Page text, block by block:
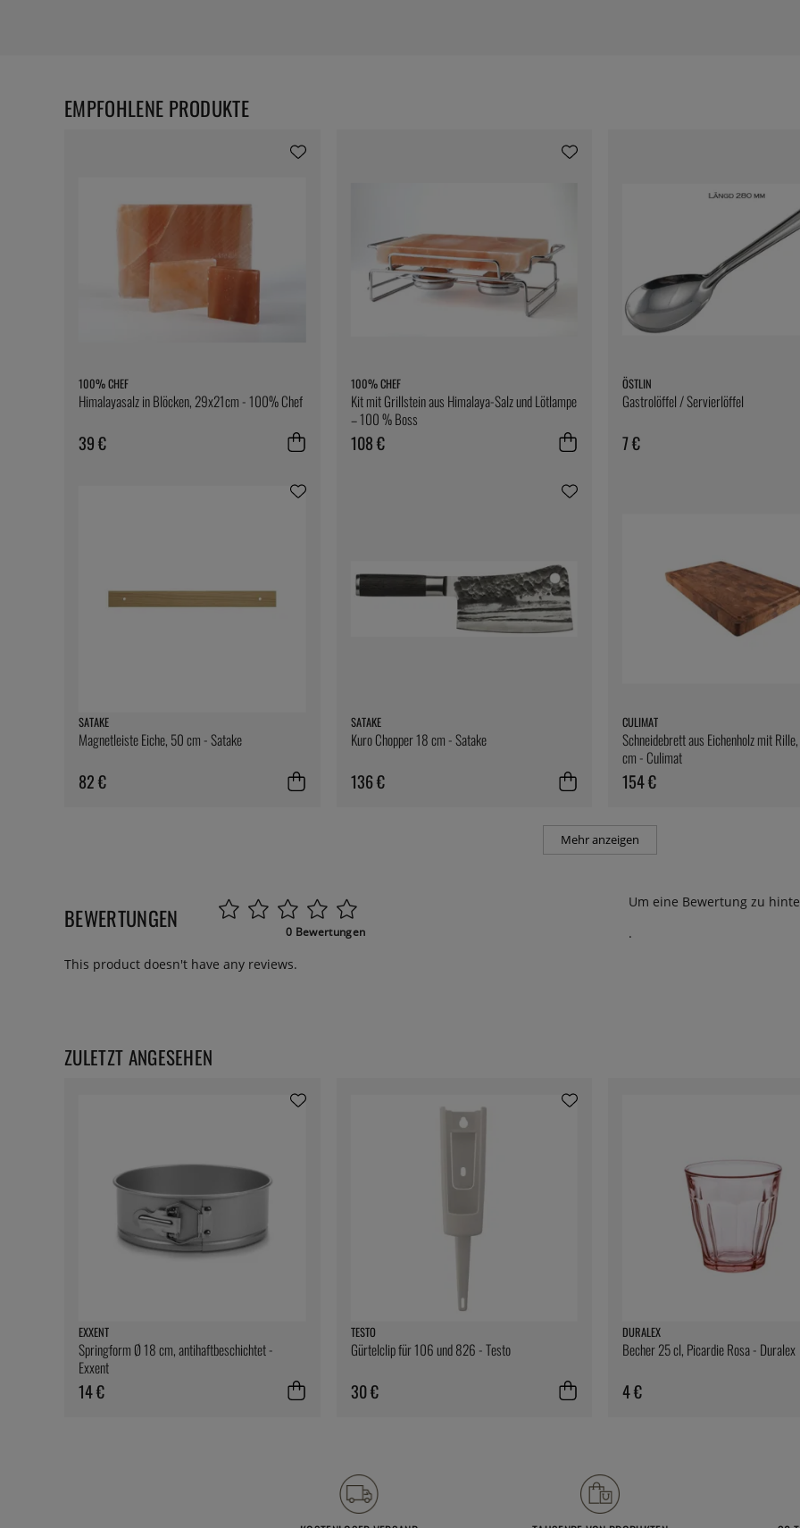
100% CHEF
Himalayasalz in Blöcken, 29x21cm - 100% Chef
39 €
100% CHEF
Kit mit Grillstein aus Himalaya-Salz und Lötlampe
– 100 % Boss
108 €
ÖSTLIN
Gastrolöffel / Servierlöffel
7 €
SATAKE
Magnetleiste Eiche, 50 cm - Satake
82 €
SATAKE
Kuro Chopper 18 cm - Satake
136 €
CULIMAT
Schneidebrett aus Eichenholz mit
cm - Culimat
154 €
Mehr anzeigen
EMPFOHLENE PRODUKTE
BEWERTUNGEN 0 Bewertungen
Um eine Bewertung zu
.
This product doesn't have any reviews.
ZULETZT ANGESEHEN
EXXENT
Springform Ø 18 cm, antihaftbeschichtet -
Exxent
14 €
TESTO
Gürtelclip für 106 und 826 - Testo
30 €
DURALEX
Becher 25 cl, Picardie Rosa - Duralex
4 €